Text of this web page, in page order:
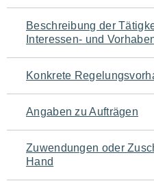
für
den
Seiteninhalt
Beschreibung der
Interessen- und
Konkrete
Angaben zu Aufträgen
Zuwendungen oder
Hand